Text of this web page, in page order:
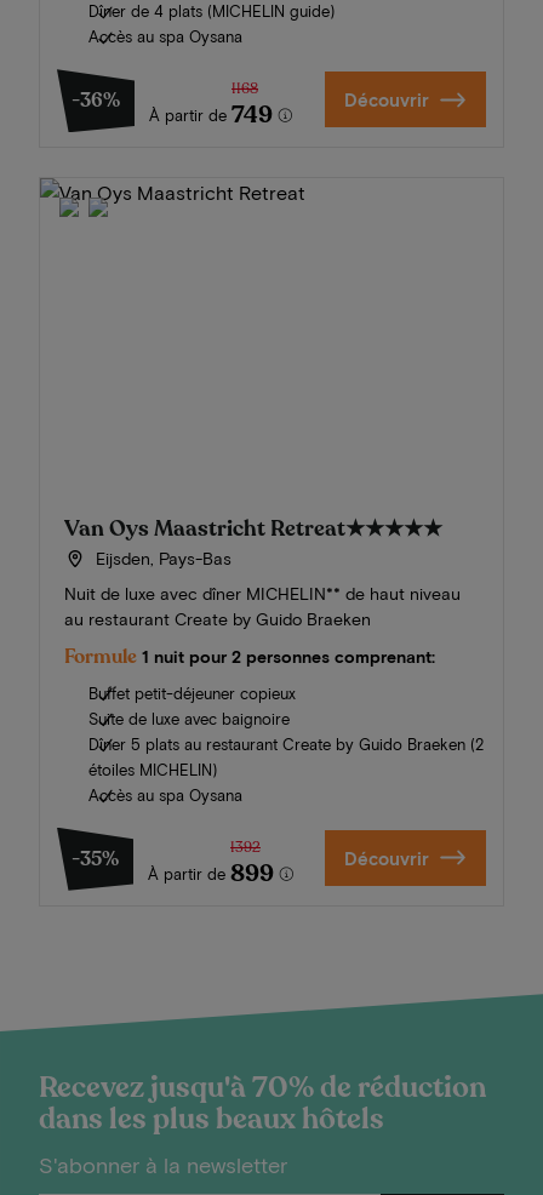
Dîner de 4 plats (MICHELIN guide)
Accès au spa Oysana
-36%
À partir de
1168
749 Découvrir
Van Oys Maastricht Retreat★★★★★
Eijsden, Pays-Bas
Nuit de luxe avec dîner MICHELIN** de haut niveau
au restaurant Create by Guido Braeken
Formule 1 nuit pour 2 personnes comprenant:
Buffet petit-déjeuner copieux
Suite de luxe avec baignoire
Dîner 5 plats au restaurant Create by Guido Braeken (2
étoiles MICHELIN)
Accès au spa Oysana
-35%
À partir de
1392
899 Découvrir
Recevez jusqu'à 70% de réduction
dans les plus beaux hôtels
S'abonner à la newsletter